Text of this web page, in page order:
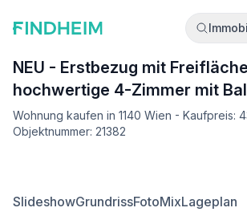
NEU - Erstbezug mit
hochwertige 4-Zimmer mit
Wohnung kaufen in 1140 Wien - Kaufpreis:
Objektnummer: 21382
SlideshowGrundrissFotoMixLageplan